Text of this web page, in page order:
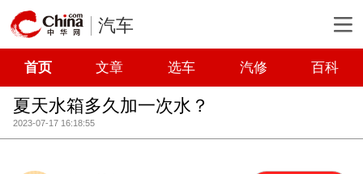
汽车
首页 文章 选车 汽修 百科
夏天水箱多久加一次水？
2023-07-17 16:18:55